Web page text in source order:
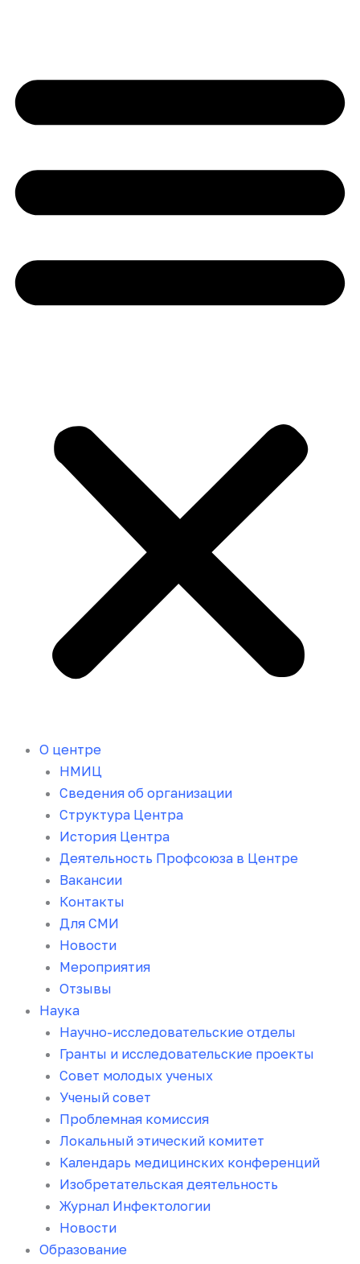
О центре
НМИЦ
Сведения об организации
Структура Центра
История Центра
Деятельность Профсоюза в Центре
Вакансии
Контакты
Для СМИ
Новости
Мероприятия
Отзывы
Наука
Научно-исследовательские отделы
Гранты и исследовательские проекты
Совет молодых ученых
Ученый совет
Проблемная комиссия
Локальный этический комитет
Календарь медицинских конференций
Изобретательская деятельность
Журнал Инфектологии
Новости
Образование